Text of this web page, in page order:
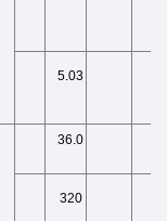
5.03
36.0
320